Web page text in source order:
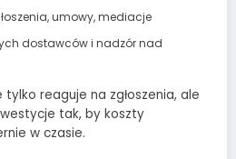
umowy, mediacje
dostawców i nadzór nad
reaguje na zgłoszenia, ale
tak, by koszty
w czasie.